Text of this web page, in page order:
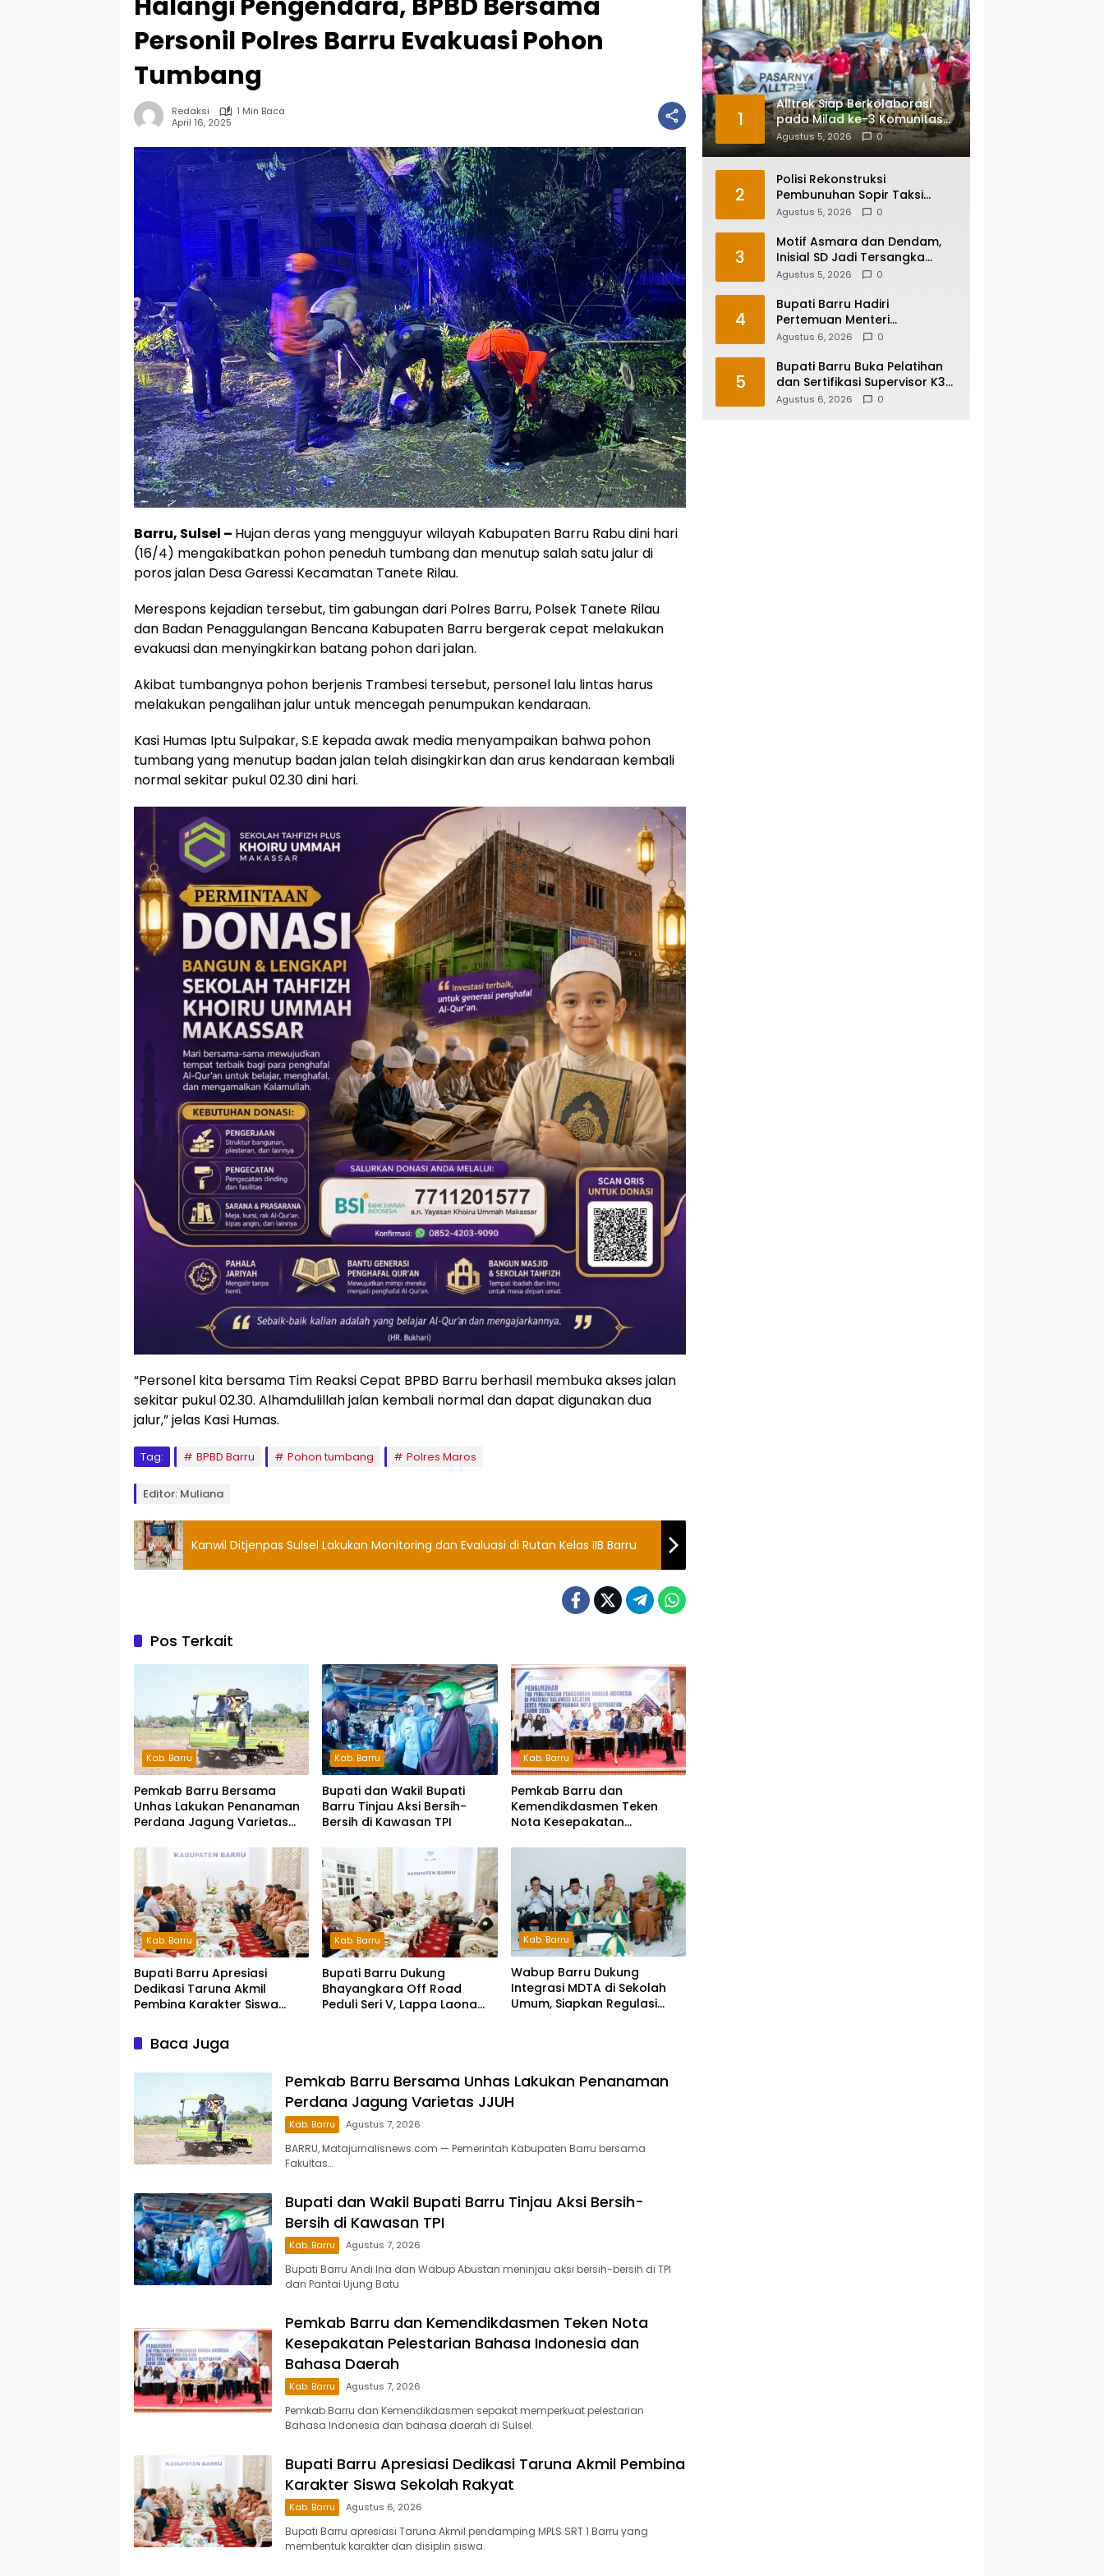
Personil Polres Barru Evakuasi Pohon
Tumbang
Redaksi
1 Min Baca
April 16, 2025
Barru, Sulsel – Hujan deras yang mengguyur wilayah Kabupaten Barru Rabu dini hari
(16/4) mengakibatkan pohon peneduh tumbang dan menutup salah satu jalur di
poros jalan Desa Garessi Kecamatan Tanete Rilau.
Merespons kejadian tersebut, tim gabungan dari Polres Barru, Polsek Tanete Rilau
dan Badan Penaggulangan Bencana Kabupaten Barru bergerak cepat melakukan
evakuasi dan menyingkirkan batang pohon dari jalan.
Akibat tumbangnya pohon berjenis Trambesi tersebut, personel lalu lintas harus
melakukan pengalihan jalur untuk mencegah penumpukan kendaraan.
Kasi Humas Iptu Sulpakar, S.E kepada awak media menyampaikan bahwa pohon
tumbang yang menutup badan jalan telah disingkirkan dan arus kendaraan kembali
normal sekitar pukul 02.30 dini hari.
“Personel kita bersama Tim Reaksi Cepat BPBD Barru berhasil membuka akses jalan
sekitar pukul 02.30. Alhamdulillah jalan kembali normal dan dapat digunakan dua
jalur,” jelas Kasi Humas.
Tag: BPBD Barru Pohon tumbang Polres Maros
Editor: Muliana
Kanwil Ditjenpas Sulsel Lakukan Monitoring dan Evaluasi di Rutan Kelas IIB Barru
Pos Terkait
Kab. Barru
Pemkab Barru Bersama
Unhas Lakukan Penanaman
Perdana Jagung Varietas
Kab. Barru
Bupati dan Wakil Bupati
Barru Tinjau Aksi Bersih-
Bersih di Kawasan TPI
Kab. Barru
Pemkab Barru dan
Kemendikdasmen Teken
Nota Kesepakatan
Indonesia dan Bahasa
Kab. Barru
Bupati Barru Apresiasi
Dedikasi Taruna Akmil
Pembina Karakter Siswa
Kab. Barru
Bupati Barru Dukung
Bhayangkara Off Road
Peduli Seri V, Lappa Laona
Kab. Barru
Wabup Barru Dukung
Integrasi MDTA di Sekolah
Umum, Siapkan Regulasi
Baca Juga
Pemkab Barru Bersama Unhas Lakukan Penanaman
Perdana Jagung Varietas JJUH
Kab. Barru Agustus 7, 2026
BARRU, Matajurnalisnews.com — Pemerintah Kabupaten Barru bersama
Fakultas…
Bupati dan Wakil Bupati Barru Tinjau Aksi Bersih-
Bersih di Kawasan TPI
Kab. Barru Agustus 7, 2026
Bupati Barru Andi Ina dan Wabup Abustan meninjau aksi bersih-bersih di TPI
dan Pantai Ujung Batu
Pemkab Barru dan Kemendikdasmen Teken Nota
Kesepakatan Pelestarian Bahasa Indonesia dan
Bahasa Daerah
Kab. Barru Agustus 7, 2026
Pemkab Barru dan Kemendikdasmen sepakat memperkuat pelestarian
Bahasa Indonesia dan bahasa daerah di Sulsel.
Bupati Barru Apresiasi Dedikasi Taruna Akmil Pembina
Karakter Siswa Sekolah Rakyat
Kab. Barru Agustus 6, 2026
Bupati Barru apresiasi Taruna Akmil pendamping MPLS SRT 1 Barru yang
membentuk karakter dan disiplin siswa.
1
Alltrek Siap Berkolaborasi
pada Milad ke-3 Komunitas
Camping IKA Smandel
Makassar di Malino
Agustus 5, 2026 0
2
Polisi Rekonstruksi
Pembunuhan Sopir Taksi
Online di Maros, Tersangka
Agustus 5, 2026 0
3
Motif Asmara dan Dendam,
Inisial SD Jadi Tersangka
Pembunuhan Sopir Taksi
Agustus 5, 2026 0
4
Bupati Barru Hadiri
Pertemuan Menteri
Lingkungan Hidup Bahas PSEL
Agustus 6, 2026 0
5
Bupati Barru Buka Pelatihan
dan Sertifikasi Supervisor K3
Konstruksi, Dorong Budaya
Agustus 6, 2026 0